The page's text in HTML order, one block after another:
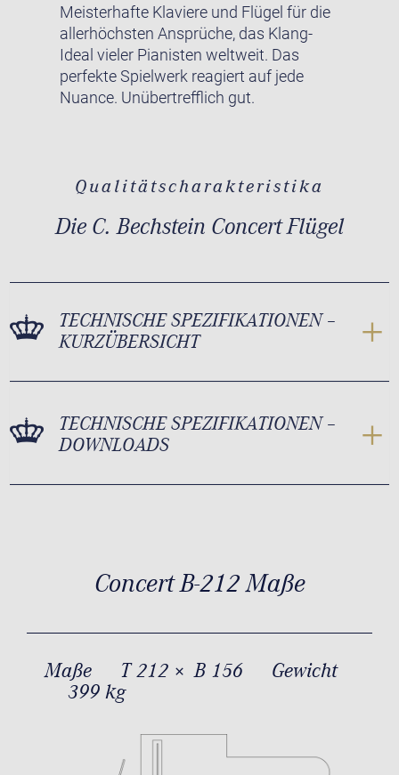
Meisterhafte Klaviere und Flügel für die
allerhöchsten Ansprüche, das Klang-
Ideal vieler Pianisten weltweit. Das
perfekte Spielwerk reagiert auf jede
Nuance. Unübertrefflich gut.
Qualitätscharakteristika
Die C. Bechstein Concert Flügel
TECHNISCHE SPEZIFIKATIONEN –
KURZÜBERSICHT
TECHNISCHE SPEZIFIKATIONEN –
DOWNLOADS
Concert B-212 Maße
Maße T 212 × B 156
Gewicht
399 kg